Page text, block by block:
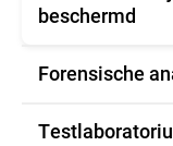
beschermd
Forensische